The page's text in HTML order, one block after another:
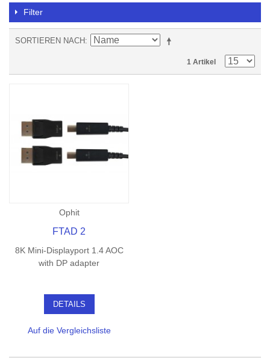
Filter
SORTIEREN NACH
1 Artikel
Ophit
FTAD 2
8K Mini-Displayport 1.4 AOC
with DP adapter
DETAILS
Auf die Vergleichsliste